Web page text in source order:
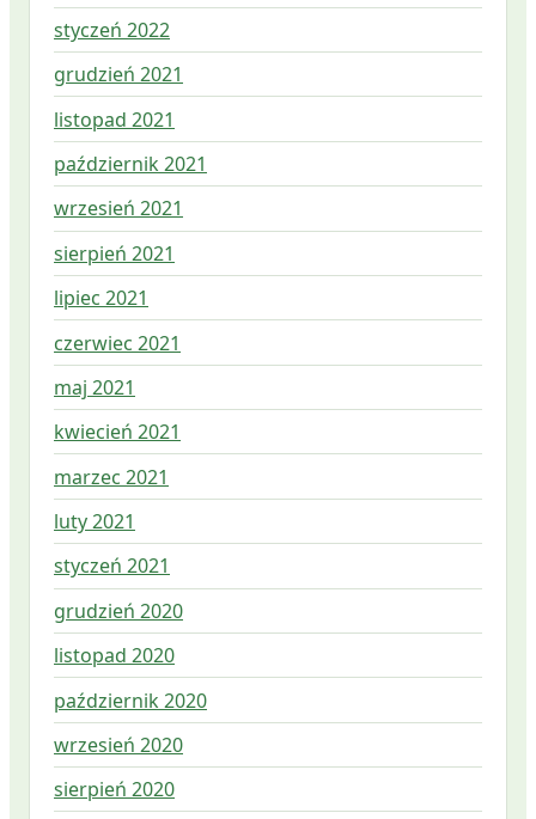
styczeń 2022
grudzień 2021
listopad 2021
październik 2021
wrzesień 2021
sierpień 2021
lipiec 2021
czerwiec 2021
maj 2021
kwiecień 2021
marzec 2021
luty 2021
styczeń 2021
grudzień 2020
listopad 2020
październik 2020
wrzesień 2020
sierpień 2020